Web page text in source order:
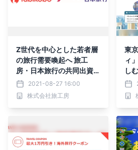
Z世代を中心とした若者層
の旅行需要喚起へ 旅工
房・日本旅行の共同出資に
よる合弁会社 「株式会社
ミタイトラベル」を設立
2021-08-27 16:00
株式会社旅工房
東
ィ
し
レ
1”
弾
ツ
よ